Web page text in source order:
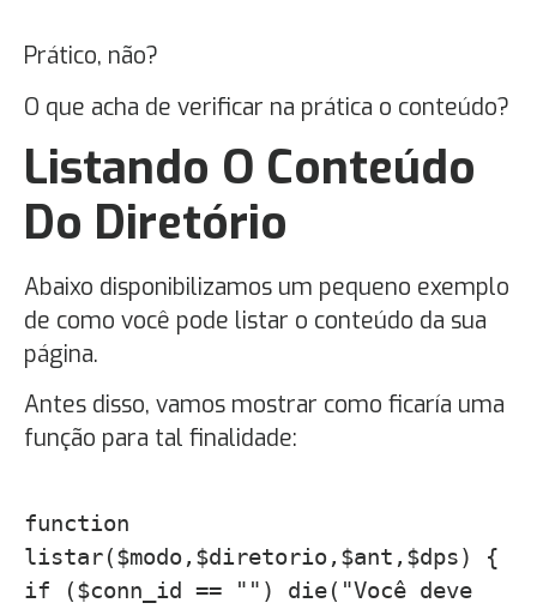
Prático, não?
O que acha de verificar na prática o conteúdo?
Listando O Conteúdo
Do Diretório
Abaixo disponibilizamos um pequeno exemplo
de como você pode listar o conteúdo da sua
página.
Antes disso, vamos mostrar como ficaría uma
função para tal finalidade:
function
listar($modo,$diretorio,$ant,$dps) {
if ($conn_id == "") die("Você deve